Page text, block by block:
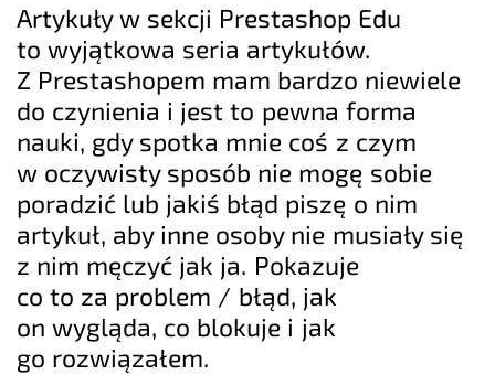
Artykuły w sekcji Prestashop Edu
to wyjątkowa seria artykułów.
Z Prestashopem mam bardzo niewiele
do czynienia i jest to pewna forma
nauki, gdy spotka mnie coś z czym
w oczywisty sposób nie mogę sobie
poradzić lub jakiś błąd piszę o nim
artykuł, aby inne osoby nie musiały się
z nim męczyć jak ja. Pokazuje
co to za problem / błąd, jak
on wygląda, co blokuje i jak
go rozwiązałem.